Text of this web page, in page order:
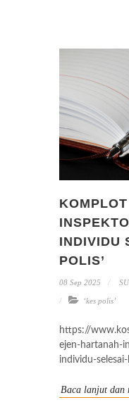
INDIVIDU
POLIS’
08 Sep 2025
‘kes polis’
https://
ejen-hartanah-
individu-
Baca lanjut dan